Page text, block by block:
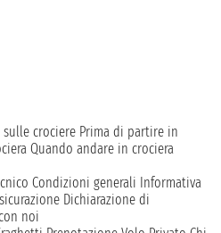
crociere Prima di partire in
Quando andare in crociera
Condizioni generali Informativa
Dichiarazione di
noi